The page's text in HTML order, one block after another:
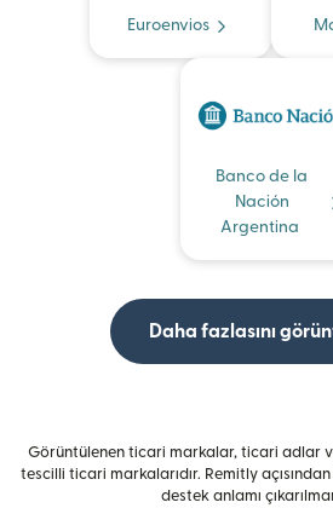
Euroenvios
Banco de la
Nación
Argentina
Daha fazlasını
Görüntülenen ticari markalar, ticari adlar
tescilli ticari markalarıdır. Remitly
destek anlamı